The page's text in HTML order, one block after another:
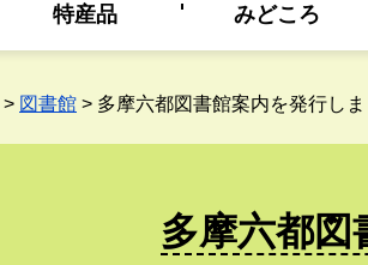
特産品 みどころ
> 図書館 > 多摩六都図書館案内を発行しま
多摩六都図